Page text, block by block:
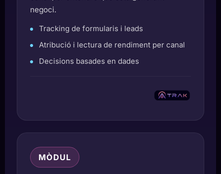
negoci.
Tracking de formularis i leads
Atribució i lectura de rendiment per canal
Decisions basades en dades
MÒDUL